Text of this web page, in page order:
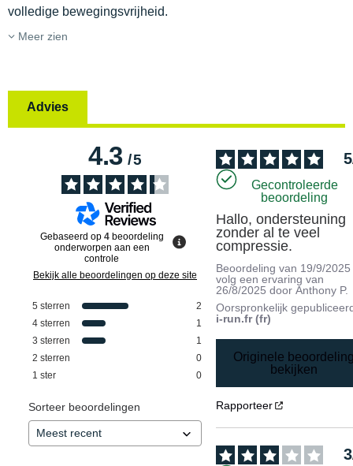
volledige bewegingsvrijheid.
Meer zien
Advies
4.3/5
Gebaseerd op 4 beoordeling
onderworpen aan een
controle
Bekijk alle beoordelingen op deze site
5 sterren
2
4 sterren
1
3 sterren
1
2 sterren
0
1 ster 0
Sorteer beoordelingen
5
Gecontroleerde
beoordeling
Hallo, ondersteuning
zonder al te veel
compressie.
Beoordeling van 19/9/2025
volg een ervaring van
26/8/2025 doorAnthony P.
Oorspronkelijk
i-run.fr (fr)
Originele
bekijken
Rapporteer
3